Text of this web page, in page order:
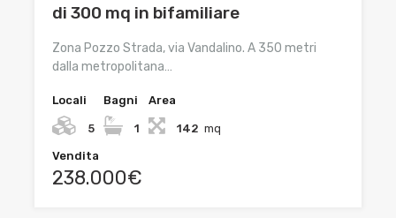
di 300 mq in bifamiliare
Zona Pozzo Strada, via Vandalino. A 350 metri
dalla metropolitana…
Locali
5
Bagni
1
Area
142 mq
Vendita
238.000€